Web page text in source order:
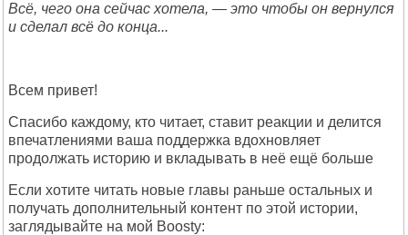
Всё, чего она сейчас хотела, — это чтобы он вернулся
и сделал всё до конца...
Всем привет!
Спасибо каждому, кто читает, ставит реакции и делится
впечатлениями ваша поддержка вдохновляет
продолжать историю и вкладывать в неё ещё больше
Если хотите читать новые главы раньше остальных и
получать дополнительный контент по этой истории,
заглядывайте на мой Boosty: